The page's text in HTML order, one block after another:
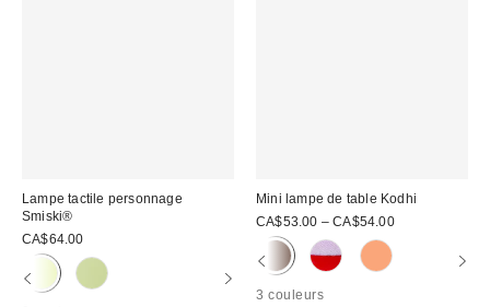
Lampe tactile personnage
Smiski®
CA$64.00
Mini lampe de table Kodhi
CA$53.00 – CA$54.00
3 couleurs